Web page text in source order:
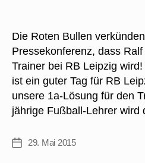
Die Roten Bullen
Pressekonferenz, dass
Trainer bei RB Leipzig
ist ein guter Tag für RB
unsere 1a-Lösung für den
jährige Fußball-Lehrer
Veröffentlichungsdatum
29. Mai 2015